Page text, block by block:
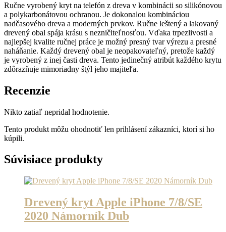
Ručne vyrobený kryt na telefón z dreva v kombinácii so silikónovou
a polykarbonátovou ochranou. Je dokonalou kombináciou
nadčasového dreva a moderných prvkov. Ručne leštený a lakovaný
drevený obal spája krásu s nezničiteľnosťou. Vďaka trpezlivosti a
najlepšej kvalite ručnej práce je možný presný tvar výrezu a presné
naháňanie. Každý drevený obal je neopakovateľný, pretože každý
je vyrobený z inej časti dreva. Tento jedinečný atribút každého krytu
zdôrazňuje mimoriadny štýl jeho majiteľa.
Recenzie
Nikto zatiaľ nepridal hodnotenie.
Tento produkt môžu ohodnotiť len prihlásení zákazníci, ktorí si ho
kúpili.
Súvisiace produkty
Drevený kryt Apple iPhone 7/8/SE
2020 Námorník Dub